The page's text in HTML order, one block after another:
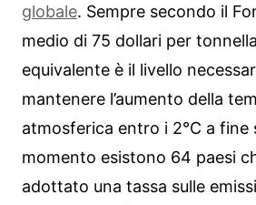
globale. Sempre secondo il
medio di 75 dollari per
equivalente è il livello
mantenere l’aumento della
atmosferica entro i 2°C a fine
momento esistono 64 paesi
adottato una tassa sulle